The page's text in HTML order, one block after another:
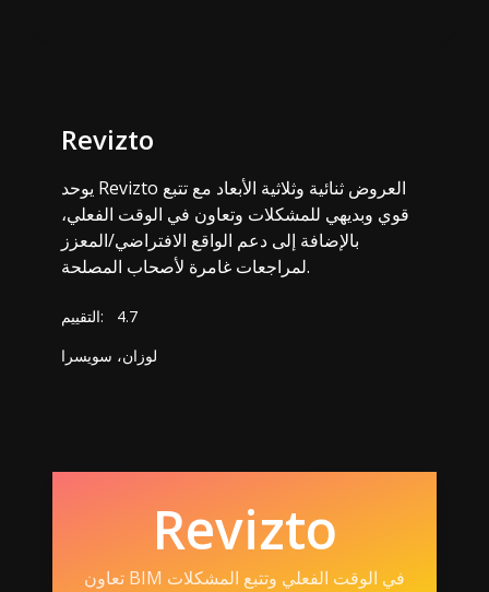
Revizto
يوحد Revizto العروض ثنائية وثلاثية الأبعاد مع تتبع
قوي وبديهي للمشكلات وتعاون في الوقت الفعلي،
بالإضافة إلى دعم الواقع الافتراضي/المعزز
لمراجعات غامرة لأصحاب المصلحة.
التقييم:
4.7
لوزان، سويسرا
Revizto
تعاون BIM في الوقت الفعلي وتتبع المشكلات